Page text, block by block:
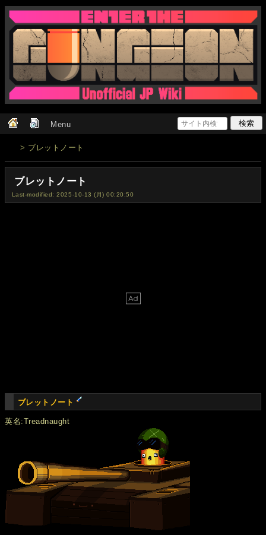
Menu
> ブレットノート
ブレットノート
Last-modified: 2025-10-13 (月) 00:20:50
ブレットノート
英名:Treadnaught